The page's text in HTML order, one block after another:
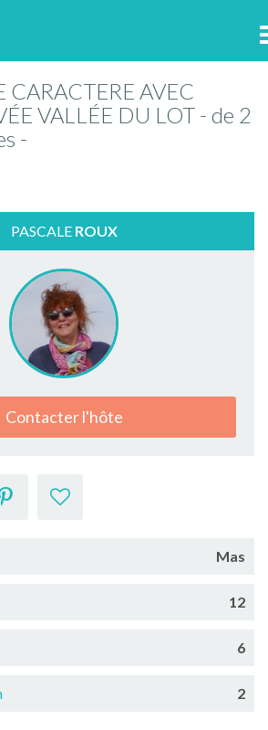
CARACTERE AVEC
VALLÉE DU LOT - de 2
-
PASCALE ROUX
Contacter l'hôte
Mas
12
6
2